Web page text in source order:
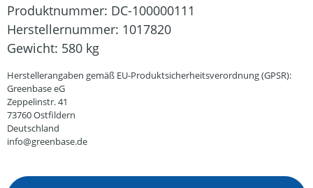
Produktnummer: DC-100000111
Herstellernummer: 1017820
Gewicht: 580 kg
Herstellerangaben gemäß EU-Produktsicherheitsverordnung (GPSR):
Greenbase eG
Zeppelinstr. 41
73760 Ostfildern
Deutschland
info@greenbase.de